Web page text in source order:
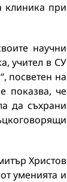
клиника при
научни
учител в СУ
посветен на
показва, че
да съхрани
Христов
уменията и